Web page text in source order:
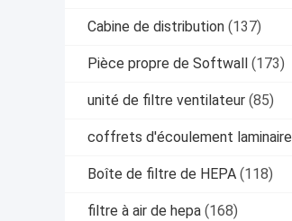
Cabine de distribution (137)
Pièce propre de Softwall (173)
unité de filtre ventilateur (85)
coffrets d'écoulement laminaire
Boîte de filtre de HEPA (118)
filtre à air de hepa (168)